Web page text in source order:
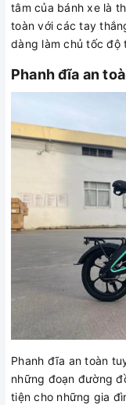
tâm của bánh xe là
toàn với các tay
dàng làm chủ tốc độ
Phanh đĩa an
Phanh đĩa an toàn
những đoạn đường
tiện cho những gia